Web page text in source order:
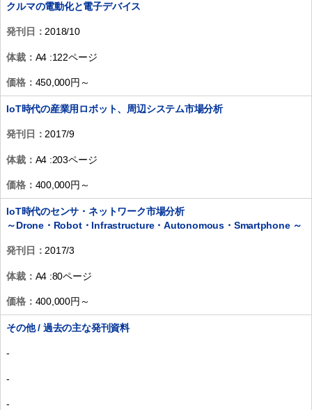
クルマの電動化と電子デバイス
発刊日：2018/10
体裁： A4 :122ページ
価格： 450,000円～
IoT時代の産業用ロボット、周辺システム市場分析
発刊日：2017/9
体裁： A4 :203ページ
価格： 400,000円～
IoT時代のセンサ・ネットワーク市場分析
～Drone・Robot・Infrastructure・Autonomous・Smartphone ～
発刊日：2017/3
体裁： A4 :80ページ
価格： 400,000円～
その他 / 過去の主な発刊資料
-
-
-